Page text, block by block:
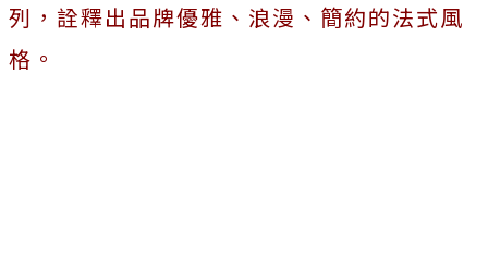
列，詮釋出品牌優雅、浪漫、簡約的法式風
格。